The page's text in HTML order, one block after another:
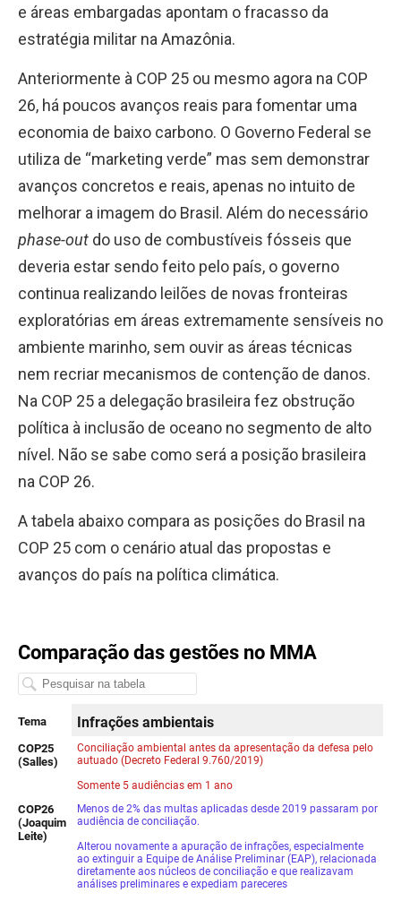
e áreas embargadas apontam o fracasso da
estratégia militar na Amazônia.
Anteriormente à COP 25 ou mesmo agora na COP
26, há poucos avanços reais para fomentar uma
economia de baixo carbono. O Governo Federal se
utiliza de “marketing verde” mas sem demonstrar
avanços concretos e reais, apenas no intuito de
melhorar a imagem do Brasil. Além do necessário
phase-out do uso de combustíveis fósseis que
deveria estar sendo feito pelo país, o governo
continua realizando leilões de novas fronteiras
exploratórias em áreas extremamente sensíveis no
ambiente marinho, sem ouvir as áreas técnicas
nem recriar mecanismos de contenção de danos.
Na COP 25 a delegação brasileira fez obstrução
política à inclusão de oceano no segmento de alto
nível. Não se sabe como será a posição brasileira
na COP 26.
A tabela abaixo compara as posições do Brasil na
COP 25 com o cenário atual das propostas e
avanços do país na política climática.